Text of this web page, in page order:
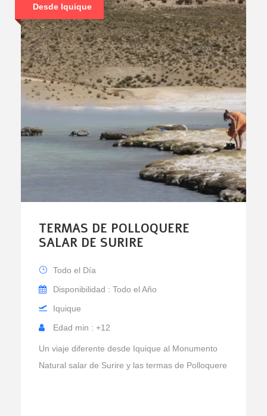
Desde Iquique
TERMAS DE POLLOQUERE
SALAR DE SURIRE
Todo el Día
Disponibilidad : Todo el Año
Iquique
Edad min : +12
Un viaje diferente desde Iquique al Monumento
Natural salar de Surire y las termas de Polloquere